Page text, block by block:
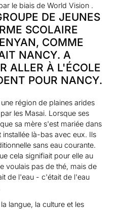
le biais de World Vision .
DE JEUNES
SCOLAIRE
COMME
NANCY. A
ALLER À L'ÉCOLE
POUR NANCY.
région de plaines arides
les Masai. Lorsque ses
sa mère s'est mariée dans
installée là-bas avec eux. Ils
sans eau courante.
cela signifiait pour elle au
voulais pas de thé, mais de
de l'eau - c'était de l'eau
langue, la culture et les